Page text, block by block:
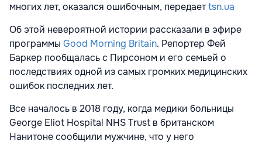
многих лет, оказался ошибочным, передаетtsn.ua
Об этой невероятной истории рассказали в эфире
программы Good Morning Britain. Репортер Фей
Баркер пообщалась с Пирсоном и его семьей о
последствиях одной из самых громких медицинских
ошибок последних лет.
Все началось в 2018 году, когда медики больницы
George Eliot Hospital NHS Trust в британском
Нанитоне сообщили мужчине, что у него